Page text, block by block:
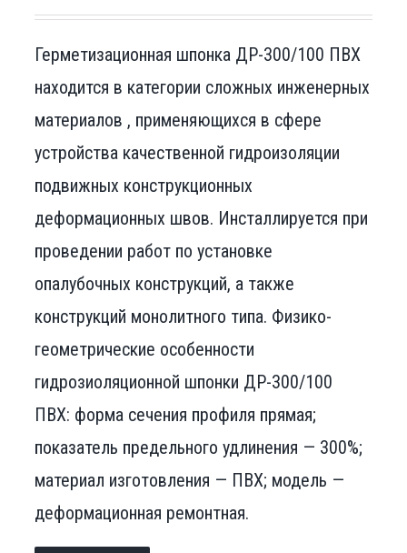
Герметизационная шпонка ДР-300/100 ПВХ
находится в категории сложных инженерных
материалов , применяющихся в сфере
устройства качественной гидроизоляции
подвижных конструкционных
деформационных швов. Инсталлируется при
проведении работ по установке
опалубочных конструкций, а также
конструкций монолитного типа. Физико-
геометрические особенности
гидрозиоляционной шпонки ДР-300/100
ПВХ: форма сечения профиля прямая;
показатель предельного удлинения — 300%;
материал изготовления — ПВХ; модель —
деформационная ремонтная.